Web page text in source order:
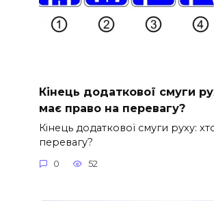
Кінець додаткової смуги
має право на перевагу?
Кінець додаткової смуги руху:
перевагу?
0 52